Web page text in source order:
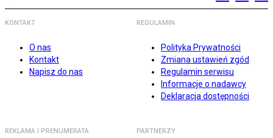
KONTAKT
O nas
Kontakt
Napisz do nas
REGULAMIN
Polityka Prywatności
Zmiana ustawień zgód
Regulamin serwisu
Informacje o nadawcy
Deklaracja dostępności
REKLAMA I PRENUMERATA PARTNERZY